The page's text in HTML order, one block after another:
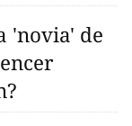
'novia' de